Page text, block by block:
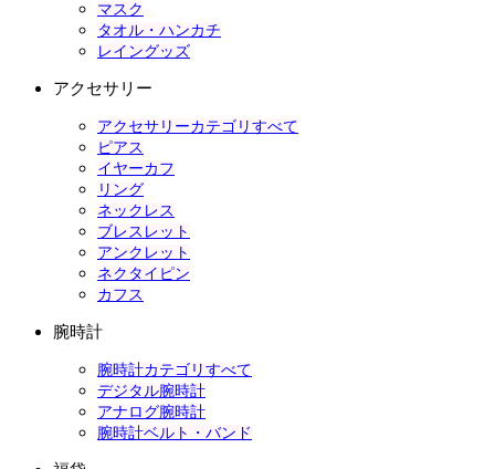
マスク
タオル・ハンカチ
レイングッズ
アクセサリー
アクセサリーカテゴリすべて
ピアス
イヤーカフ
リング
ネックレス
ブレスレット
アンクレット
ネクタイピン
カフス
腕時計
腕時計カテゴリすべて
デジタル腕時計
アナログ腕時計
腕時計ベルト・バンド